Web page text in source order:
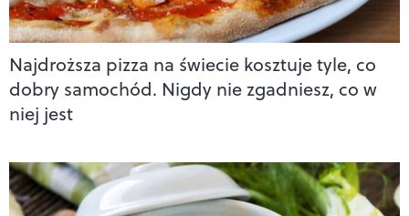
Najdroższa pizza na świecie kosztuje tyle, co
dobry samochód. Nigdy nie zgadniesz, co w
niej jest​